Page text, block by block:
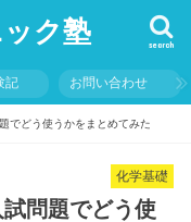
ク塾 search
記 お問い合わせ
でどう使うかをまとめてみた
化学基礎
問題でどう使